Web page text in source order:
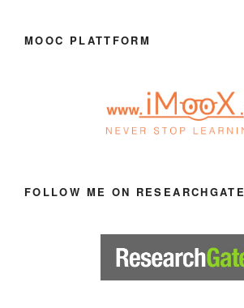
MOOC PLATTFORM
FOLLOW ME ON RESEARCHGATE